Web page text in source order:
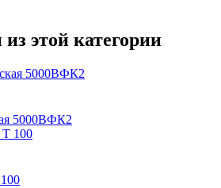
этой категории
5000ВФК2